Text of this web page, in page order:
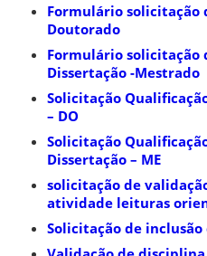
Formulário solicitação
Doutorado
Formulário solicitação
Dissertação -Mestrado
Solicitação
– DO
Solicitação
Dissertação – ME
solicitação de
atividade leituras
Solicitação de